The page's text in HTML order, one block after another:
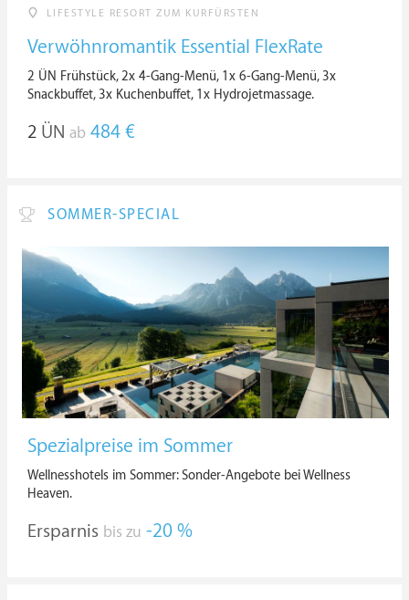
LIFESTYLE RESORT ZUM KURFÜRSTEN
Verwöhnromantik Essential FlexRate
2 ÜN Frühstück, 2x 4-Gang-Menü, 1x 6-Gang-Menü, 3x
Snackbuffet, 3x Kuchenbuffet, 1x Hydrojetmassage.
2 ÜN ab 484 €
SOMMER-SPECIAL
Spezialpreise im Sommer
Wellnesshotels im Sommer: Sonder-Angebote bei Wellness
Heaven.
Ersparnis bis zu -20 %